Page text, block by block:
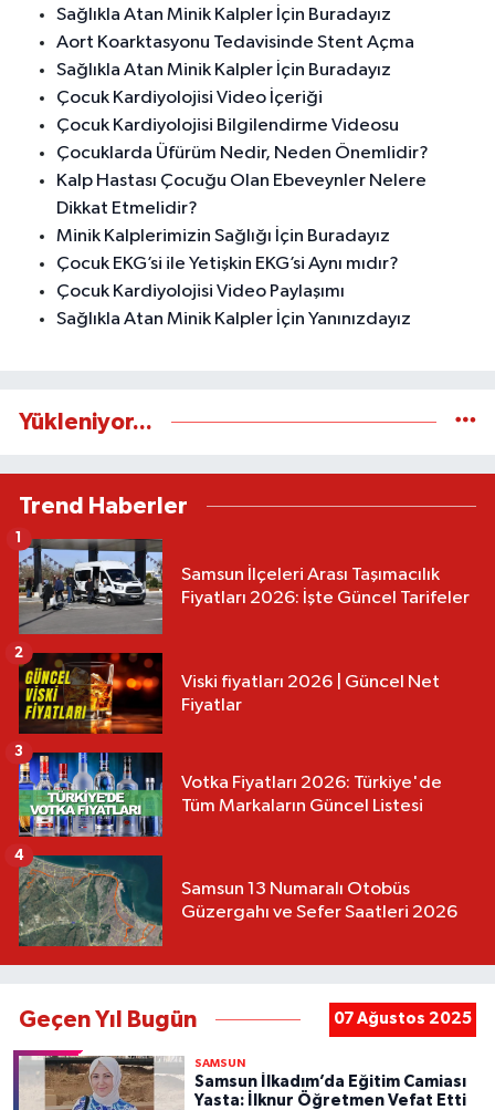
Sağlıkla Atan Minik Kalpler İçin Buradayız
Aort Koarktasyonu Tedavisinde Stent Açma
Sağlıkla Atan Minik Kalpler İçin Buradayız
Çocuk Kardiyolojisi Video İçeriği
Çocuk Kardiyolojisi Bilgilendirme Videosu
Çocuklarda Üfürüm Nedir, Neden Önemlidir?
Kalp Hastası Çocuğu Olan Ebeveynler Nelere
Dikkat Etmelidir?
Minik Kalplerimizin Sağlığı İçin Buradayız
Çocuk EKG’si ile Yetişkin EKG’si Aynı mıdır?
Çocuk Kardiyolojisi Video Paylaşımı
Sağlıkla Atan Minik Kalpler İçin Yanınızdayız
Yükleniyor...
Trend Haberler
Samsun İlçeleri Arası Taşımacılık
Fiyatları 2026: İşte Güncel Tarifeler
1
Viski fiyatları 2026 | Güncel Net
Fiyatlar
2
Votka Fiyatları 2026: Türkiye'de
Tüm Markaların Güncel Listesi
3
Samsun 13 Numaralı Otobüs
Güzergahı ve Sefer Saatleri 2026
4
Geçen Yıl Bugün 07 Ağustos 2025
SAMSUN
Samsun İlkadım’da Eğitim Camiası
Yasta: İlknur Öğretmen Vefat Etti